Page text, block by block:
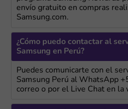
envío gratuito en compras
Samsung.com.
¿Cómo puedo contactar al
Samsung en Perú?
Puedes comunicarte con el
Samsung Perú al WhatsApp
correo o por el Live Chat en la